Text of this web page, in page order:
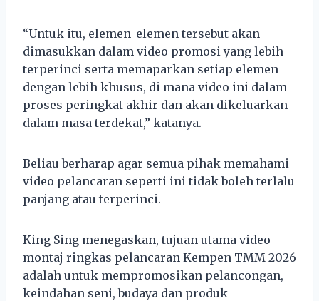
“Untuk itu, elemen-elemen tersebut akan
dimasukkan dalam video promosi yang lebih
terperinci serta memaparkan setiap elemen
dengan lebih khusus, di mana video ini dalam
proses peringkat akhir dan akan dikeluarkan
dalam masa terdekat,” katanya.
Beliau berharap agar semua pihak memahami
video pelancaran seperti ini tidak boleh terlalu
panjang atau terperinci.
King Sing menegaskan, tujuan utama video
montaj ringkas pelancaran Kempen TMM 2026
adalah untuk mempromosikan pelancongan,
keindahan seni, budaya dan produk